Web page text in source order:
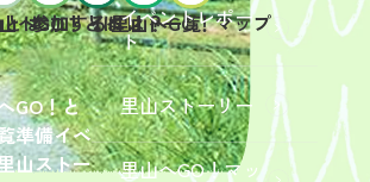
GO！と
準備イベ
山ストー
イベントレポー
ト
里山ストーリー
里山へGO！マッ
は
へGO！とは
参加するには？
イベント一覧
里山へGO！マップ
2026年9
月19日
（土）
開催
「【東
京ポイ
2026年